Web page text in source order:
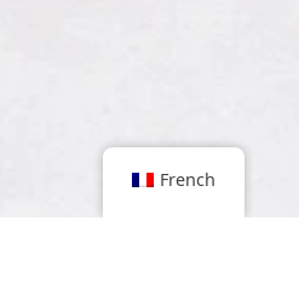
French